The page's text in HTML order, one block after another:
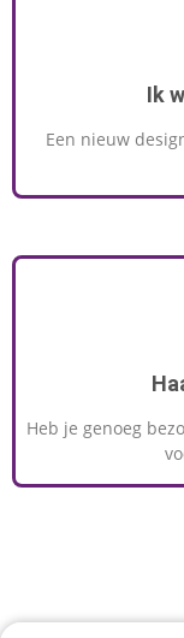
Ik
Een nieuw
Heb je genoeg